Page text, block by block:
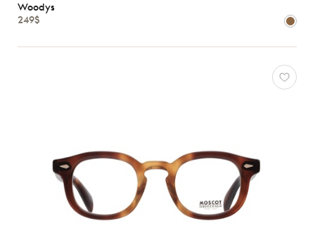
Caractéristiques
Woodys
249$